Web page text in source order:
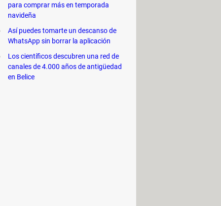
de gran utilidad, como el
Además,
de usuario. Además, corre
para comprar más en temporada
navideña
Así puedes tomarte un descanso de
WhatsApp sin borrar la aplicación
Los científicos descubren una red de
canales de 4.000 años de antigüedad
en Belice